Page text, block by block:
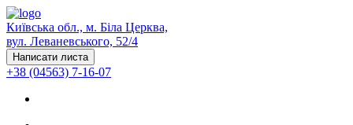
Київська обл., м. Біла Церква,
вул. Леваневського, 52/4
Написати листа
+38 (04563) 7-16-07